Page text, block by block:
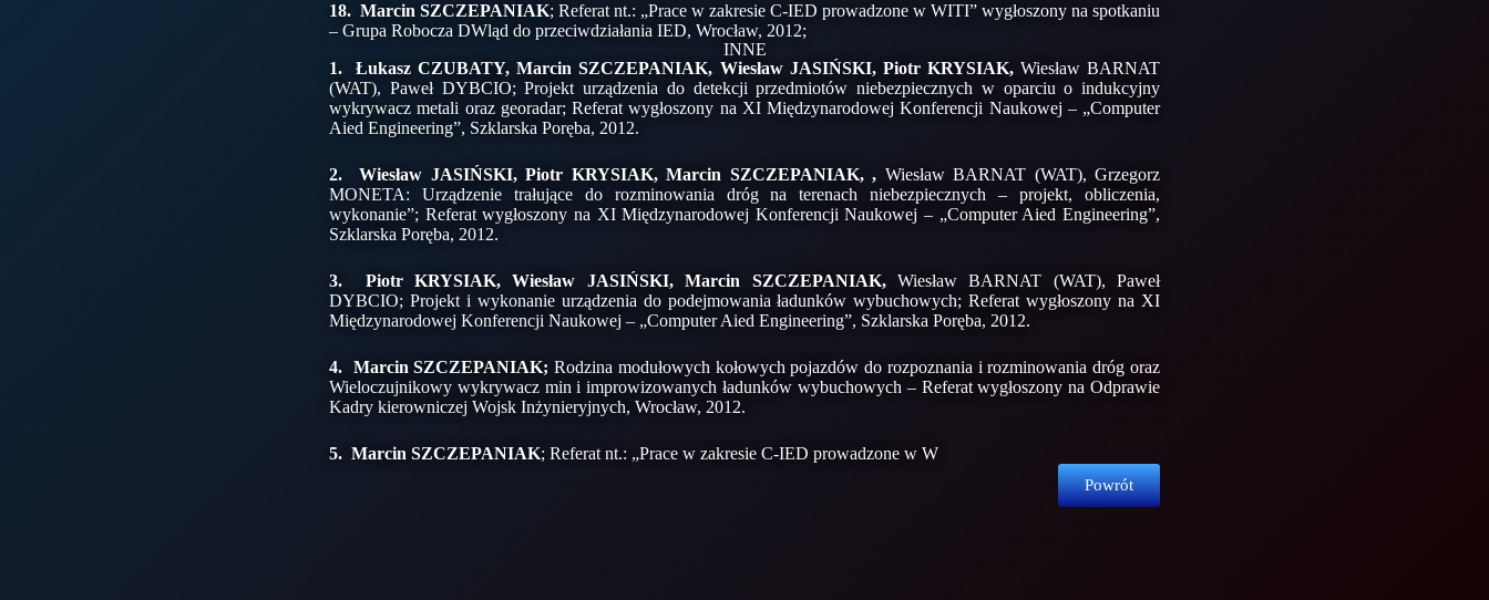
18. Marcin SZCZEPANIAK; Referat nt.: „Prace w zakresie C-IED prowadzone w WITI” wygłoszony na spotkaniu
– Grupa Robocza DWląd do przeciwdziałania IED, Wrocław, 2012;
INNE
1. Łukasz CZUBATY, Marcin SZCZEPANIAK, Wiesław JASIŃSKI, Piotr KRYSIAK, Wiesław BARNAT
(WAT), Paweł DYBCIO; Projekt urządzenia do detekcji przedmiotów niebezpiecznych w oparciu o indukcyjny
wykrywacz metali oraz georadar; Referat wygłoszony na XI Międzynarodowej Konferencji Naukowej – „Computer
Aied Engineering”, Szklarska Poręba, 2012.
2. Wiesław JASIŃSKI, Piotr KRYSIAK, Marcin SZCZEPANIAK, , Wiesław BARNAT (WAT), Grzegorz
MONETA: Urządzenie trałujące do rozminowania dróg na terenach niebezpiecznych – projekt, obliczenia,
wykonanie”; Referat wygłoszony na XI Międzynarodowej Konferencji Naukowej – „Computer Aied Engineering”,
Szklarska Poręba, 2012.
3. Piotr KRYSIAK, Wiesław JASIŃSKI, Marcin SZCZEPANIAK, Wiesław BARNAT (WAT), Paweł
DYBCIO; Projekt i wykonanie urządzenia do podejmowania ładunków wybuchowych; Referat wygłoszony na XI
Międzynarodowej Konferencji Naukowej – „Computer Aied Engineering”, Szklarska Poręba, 2012.
4. Marcin SZCZEPANIAK; Rodzina modułowych kołowych pojazdów do rozpoznania i rozminowania dróg oraz
Wieloczujnikowy wykrywacz min i improwizowanych ładunków wybuchowych – Referat wygłoszony na Odprawie
Kadry kierowniczej Wojsk Inżynieryjnych, Wrocław, 2012.
5. Marcin SZCZEPANIAK; Referat nt.: „Prace w zakresie C-IED prowadzone w W
Powrót